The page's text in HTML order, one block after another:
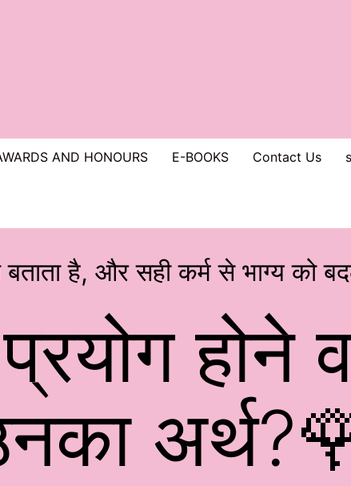
AND HONOURS E-BOOKS Contact Us
बताता है, और सही कर्म से भाग्य को
होने